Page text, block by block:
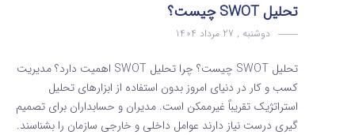
تحلیل SWOT چیست؟
دوشنبه , 27 مرداد 1404
تحلیل SWOT چیست؟ چرا تحلیل SWOT اهمیت دارد؟ مدیریت
کسب‌ و کار در دنیای امروز بدون استفاده از ابزارهای تحلیل
استراتژیک تقریباً غیرممکن است. مدیران و حسابداران برای تصمیم‌
گیری درست نیاز دارند عوامل داخلی و خارجی سازمان را بشناسند.